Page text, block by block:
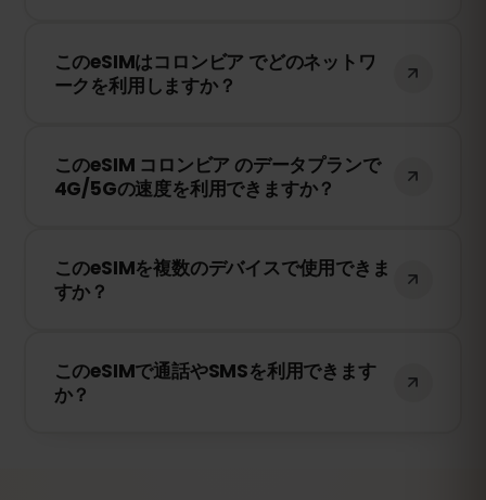
とをおすすめします。ただし、コロンビア
に到着するまでネットワークに接続しない
このeSIMはコロンビア でどのネットワ
ークを利用しますか？
のネットワークに接続します。例えば、
Claro、TIGO、Movil などが含まれます。
このeSIM コロンビア のデータプランで
4G/5Gの速度を利用できますか？
を提供し、コロンビア で5Gが利用可能な
場合は5Gにも対応しています。快適なイン
このeSIMを複数のデバイスで使用できま
すか？
と、1台のデバイスにのみ紐付けられます。
スマートフォンを変更する場合は、新しい
このeSIMで通話やSMSを利用できます
か？